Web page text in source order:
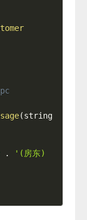
(
.
'(房东)